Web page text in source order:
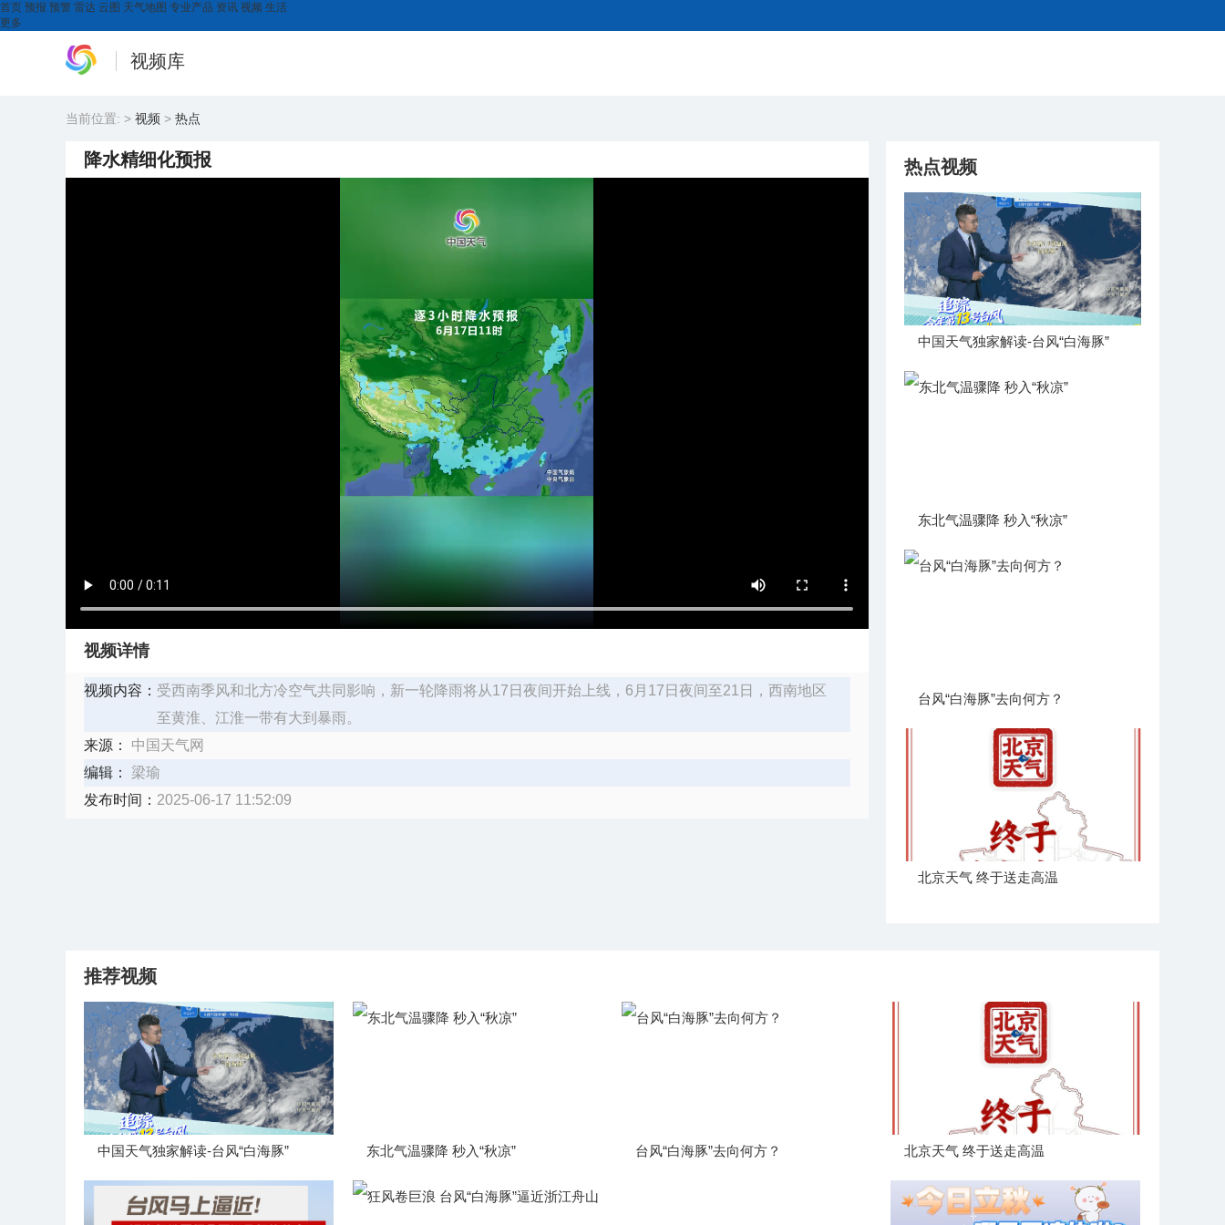
首页 预报 预警 雷达 云图 天气地图 专业产品 资讯 视频 生活
更多
视频库
当前位置: > 视频 > 热点
降水精细化预报
视频详情
视频内容： 受西南季风和北方冷空气共同影响，新一轮降雨将从17日夜间开始上线，6月17日夜间至21日，西南地区
至黄淮、江淮一带有大到暴雨。
来源：
中国天气网
编辑：
梁瑜
发布时间： 2025-06-17 11:52:09
热点视频
中国天气独家解读-台风“白海豚”
东北气温骤降 秒入“秋凉”
台风“白海豚”去向何方？
北京天气 终于送走高温
推荐视频
中国天气独家解读-台风“白海豚” 东北气温骤降 秒入“秋凉” 台风“白海豚”去向何方？ 北京天气 终于送走高温